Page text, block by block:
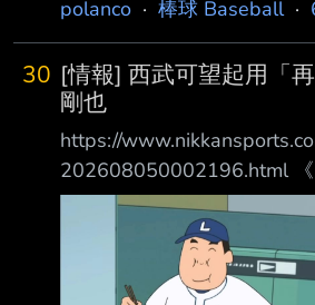
再來玩！追夢的男人真的好
社群平台貼出照片，包括小
的自拍，還有和陳傑憲聚餐
邊、和老婆的合照等等。他
現在最關心的事情。拿它開
（我想拿M VP）這件事也是
件事完全沒有問題，但說到
念頭上場 打擊。如果你們一
話，那我想我應該去投球實
的。」
https://x.com/i/status/
另外也說就是表現很
polanco · 棒球 Baseball·
30 [情報] 西武可望起用「
剛也
https://
202608050002196.html 《
晨首先刊出西武OB中島宏
武應當在爭取優勝的衝刺期
驗、技術和關鍵表現能力，
巧（42歲）、中村剛也（